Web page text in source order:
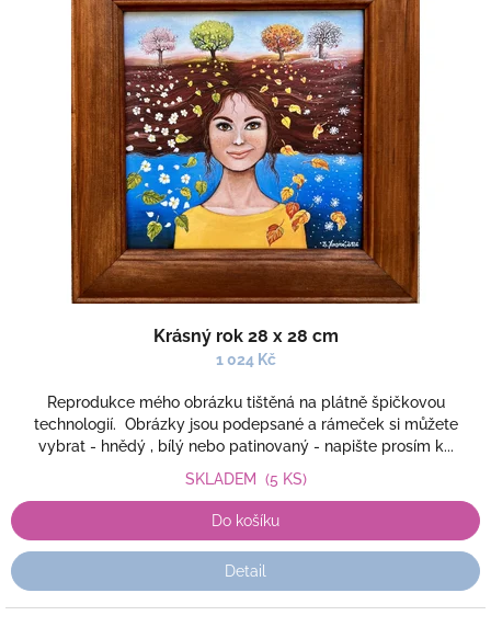
Krásný rok 28 x 28 cm
1 024 Kč
Reprodukce mého obrázku tištěná na plátně špičkovou
technologií. Obrázky jsou podepsané a rámeček si můžete
vybrat - hnědý , bílý nebo patinovaný - napište prosím k...
SKLADEM (5 KS)
Do košíku
Detail